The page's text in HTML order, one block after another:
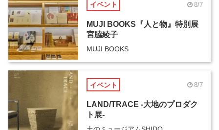
イベント 8/7
MUJI BOOKS『人と物』特別展
宮脇綾子
MUJI BOOKS
イベント 8/7
LAND/TRACE -大地のプロダク
ト展-